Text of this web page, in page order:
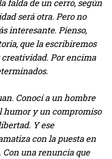
falda de un cerro, según
será otra. Pero no
interesante. Pienso,
que la escribiremos
Por encima
Conocí a un hombre
humor y un compromiso
Y ese
con la puesta en
Con una renuncia que